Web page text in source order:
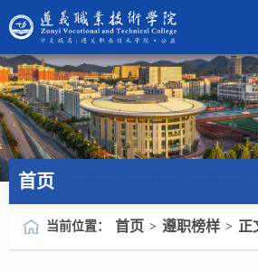
首页
当前位置： 首页 > 遵职榜样 > 正